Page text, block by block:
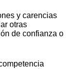
y carencias
otras
de confianza o